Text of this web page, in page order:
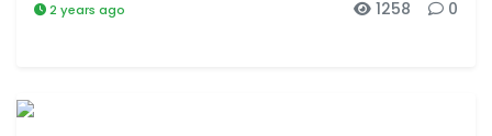
2 years ago
0
1258